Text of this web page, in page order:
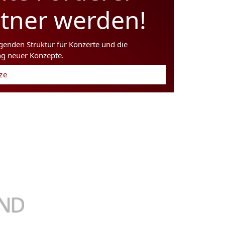
werden!
Struktur für Konzerte und die
neuer Konzepte.